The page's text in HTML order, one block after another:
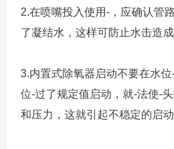
2.在喷嘴投入使用-，应确认管
了凝结水，这样可防止水击造成
3.内置式除氧器启动不要在水
位-过了规定值启动，就-法使-
和压力，这就引起不稳定的启动